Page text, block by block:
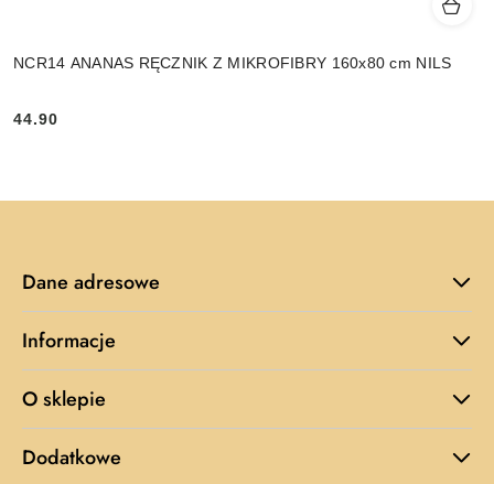
NCR14 ANANAS RĘCZNIK Z MIKROFIBRY 160x80 cm NILS
Cena:
44.90
Dane adresowe
Informacje
O sklepie
Dodatkowe